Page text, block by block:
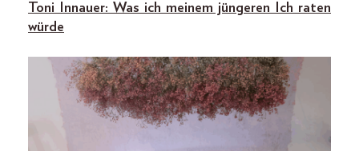
Toni Innauer: Was ich meinem jüngeren Ich raten
würde